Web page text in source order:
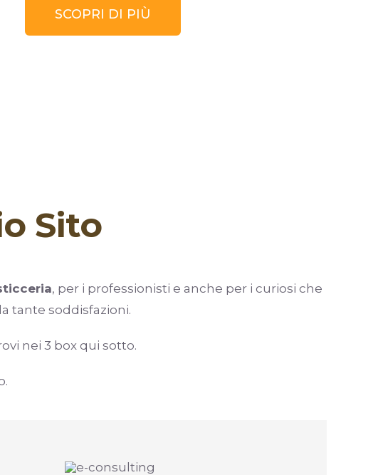
SCOPRI DI PIÙ
Sito
, per i professionisti e anche per i curiosi che
tante soddisfazioni.
nei 3 box qui sotto.